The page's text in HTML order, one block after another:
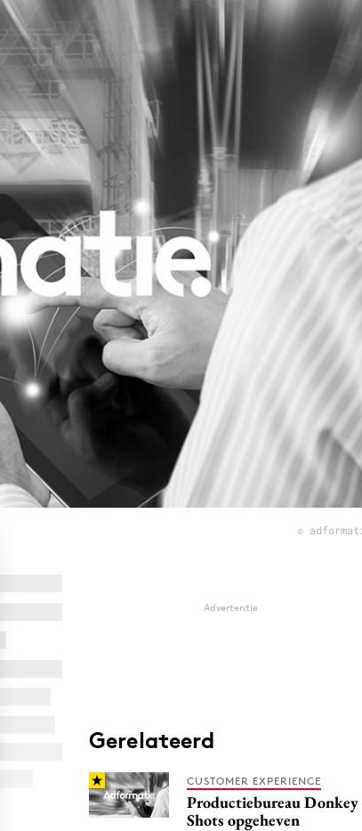
crisis
©
Advertentie
Gerelateerd
CUSTOMER EXPERIENCE
Productiebureau Donkey
Shots opgeheven